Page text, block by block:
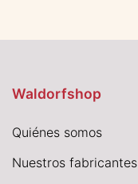
Waldorfshop
Quiénes somos
Nuestros fabricantes